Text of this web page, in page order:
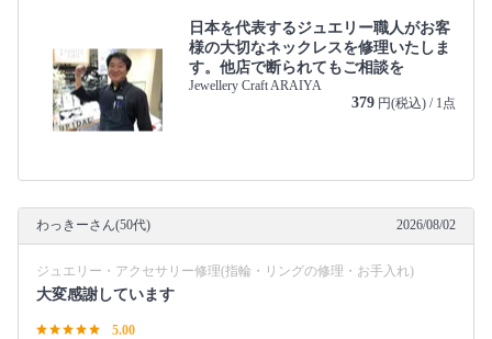
日本を代表するジュエリー職人がお客
様の大切なネックレスを修理いたしま
す。他店で断られてもご相談を
Jewellery Craft ARAIYA
379 円(税込) / 1点
わっきーさん(50代) 2026/08/02
ジュエリー・アクセサリー修理(指輪・リングの修理・お手入れ)
大変感謝しています
5.00